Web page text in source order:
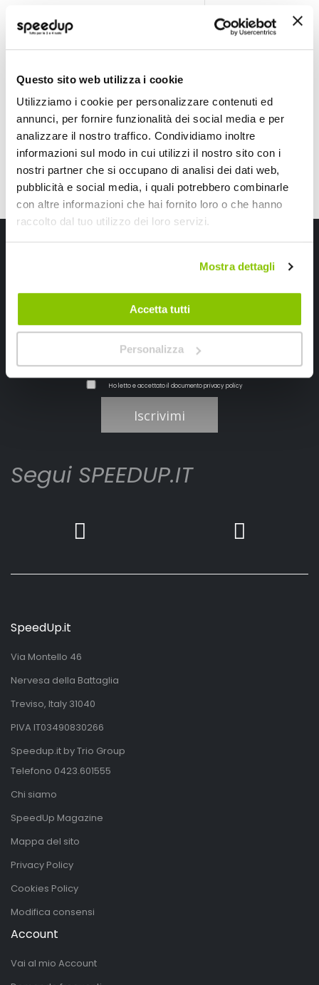
Questo sito web utilizza i cookie
Utilizziamo i cookie per personalizzare contenuti ed
annunci, per fornire funzionalità dei social media e per
analizzare il nostro traffico. Condividiamo inoltre
informazioni sul modo in cui utilizzi il nostro sito con i
nostri partner che si occupano di analisi dei dati web,
pubblicità e social media, i quali potrebbero combinarle
con altre informazioni che hai fornito loro o che hanno
raccolto dal tuo utilizzo dei loro servizi.
Mostra dettagli
Accetta tutti
Personalizza
Barriera di Parcheggio Con telecomando e pannello
6V
Prezzo
speciale
256,45 € -49%
Spedizione gratuita!
Barriera di
LAMPA
6V
speciale
Spedizione gratuita!
Iscriviti alla newsletter Speedup
Ricevi subito uno sconto del 10% per il tuo primo acquisto online!
Ho letto e accettato il documentoprivacy policy
Iscrivimi
Segui SPEEDUP.IT
SpeedUp.it
Via Montello 46
Nervesa della Battaglia
Treviso, Italy 31040
PIVA IT03490830266
Speedup.it by Trio Group
Telefono 0423.601555
Chi siamo
SpeedUp Magazine
Mappa del sito
Privacy Policy
Cookies Policy
Modifica consensi
Account
Vai al mio Account